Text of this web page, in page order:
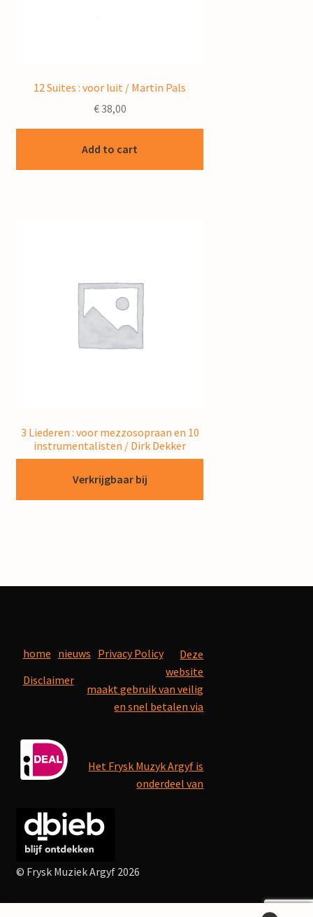
12 Suites : voor luit / Martin Pals
€38,00
Add to cart
3 Liederen : voor mezzosopraan en 10
instrumentalisten / Dirk Dekker
Verkrijgbaar bij
home nieuws Privacy Policy
Disclaimer
Deze
website
maakt gebruik van veilig
en snel betalen via
Het Frysk Muzyk Argyf is
onderdeel van
© Frysk Muziek Argyf 2026